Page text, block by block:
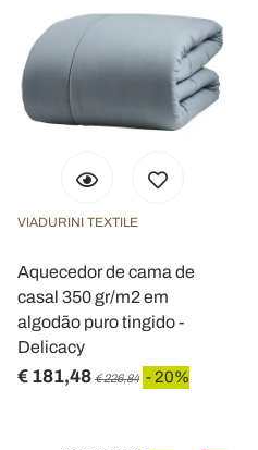
VIADURINI TEXTILE
Aquecedor de cama de
casal 350 gr/m2 em
algodão puro tingido -
Delicacy
€ 181,48 € 226,84 - 20%